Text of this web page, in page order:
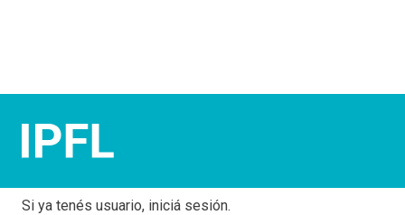
Plataforma de gestión de la
Si ya tenés usuario, iniciá sesión.